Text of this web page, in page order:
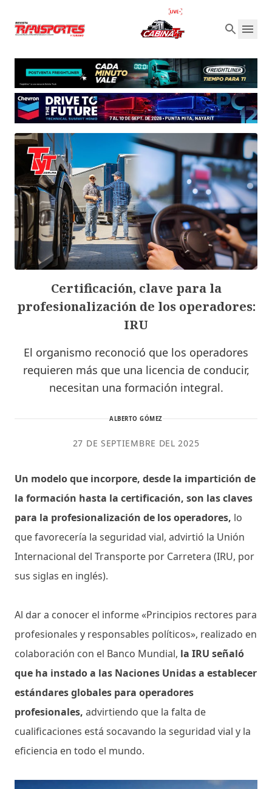
Certificación, clave para la
profesionalización de los operadores:
IRU
El organismo reconoció que los operadores
requieren más que una licencia de conducir,
necesitan una formación integral.
ALBERTO GÓMEZ
27 DE SEPTIEMBRE DEL 2025
Un modelo que incorpore, desde la impartición de
la formación hasta la certificación, son las claves
para la profesionalización de los operadores, lo
que favorecería la seguridad vial, advirtió la Unión
Internacional del Transporte por Carretera (IRU, por
sus siglas en inglés).
Al dar a conocer el informe «Principios rectores para
profesionales y responsables políticos», realizado en
colaboración con el Banco Mundial, la IRU señaló
que ha instado a las Naciones Unidas a establecer
estándares globales para operadores
profesionales, advirtiendo que la falta de
cualificaciones está socavando la seguridad vial y la
eficiencia en todo el mundo.